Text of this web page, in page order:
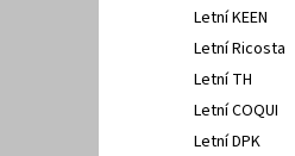
Letní KEEN
Letní Ricosta
Letní TH
Letní COQUI
Letní DPK
FISCHER 662311